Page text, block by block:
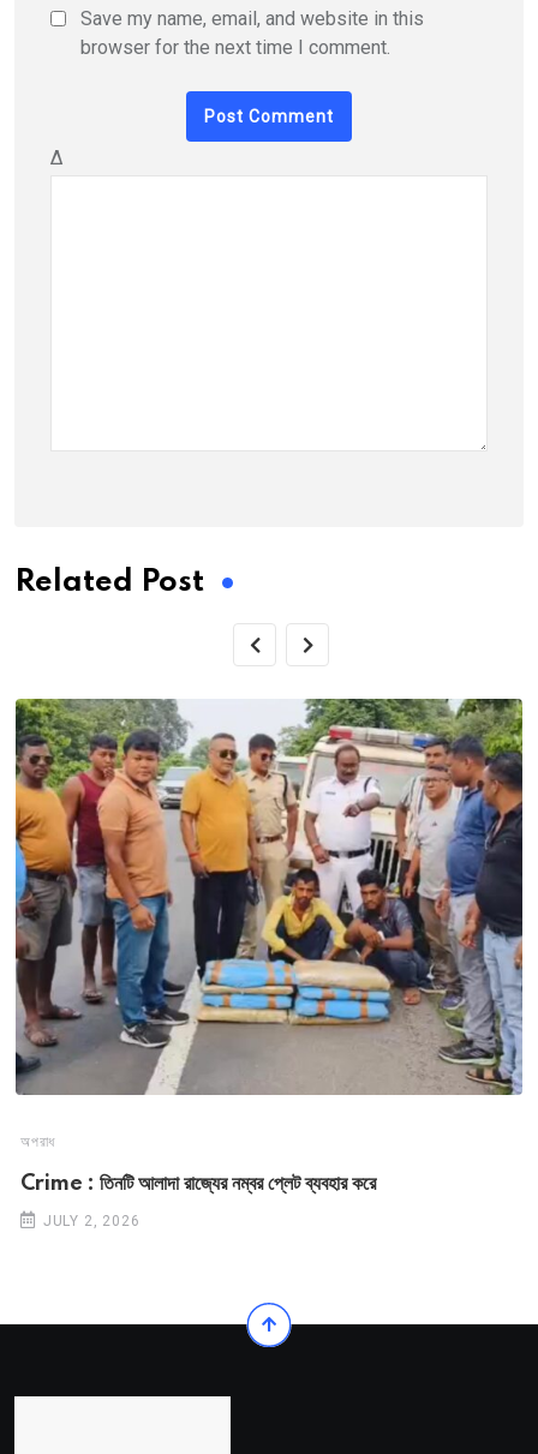
Save my name, email, and website in this
browser for the next time I comment.
Δ
Related Post
অপরাধ
Crime : তিনটি আলাদা রাজ্যের নম্বর প্লেট ব্যবহার করে
JULY 2, 2026